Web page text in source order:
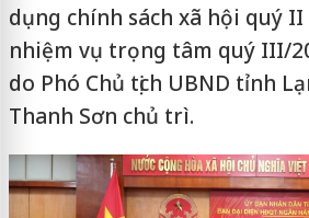
dụng chính sách xã hội quý
nhiệm vụ trọng tâm quý III/
do Phó Chủ tịch UBND tỉnh
Thanh Sơn chủ trì.